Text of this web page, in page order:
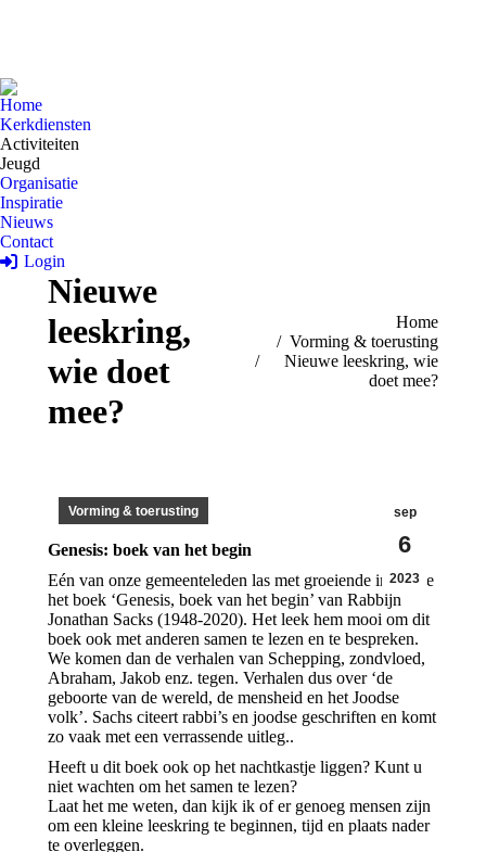
Home
Kerkdiensten
Activiteiten
Jeugd
Organisatie
Inspiratie
Nieuws
Contact
Login
Nieuwe
leeskring,
wie doet
mee?
Home
Vorming & toerusting
Nieuwe leeskring, wie
doet mee?
sep
6
2023
Vorming & toerusting
Genesis: boek van het begin
Eén van onze gemeenteleden las met groeiende interesse
het boek ‘Genesis, boek van het begin’ van Rabbijn
Jonathan Sacks (1948-2020). Het leek hem mooi om dit
boek ook met anderen samen te lezen en te bespreken.
We komen dan de verhalen van Schepping, zondvloed,
Abraham, Jakob enz. tegen. Verhalen dus over ‘de
geboorte van de wereld, de mensheid en het Joodse
volk’. Sachs citeert rabbi’s en joodse geschriften en komt
zo vaak met een verrassende uitleg..
Heeft u dit boek ook op het nachtkastje liggen? Kunt u
niet wachten om het samen te lezen?
Laat het me weten, dan kijk ik of er genoeg mensen zijn
om een kleine leeskring te beginnen, tijd en plaats nader
te overleggen.